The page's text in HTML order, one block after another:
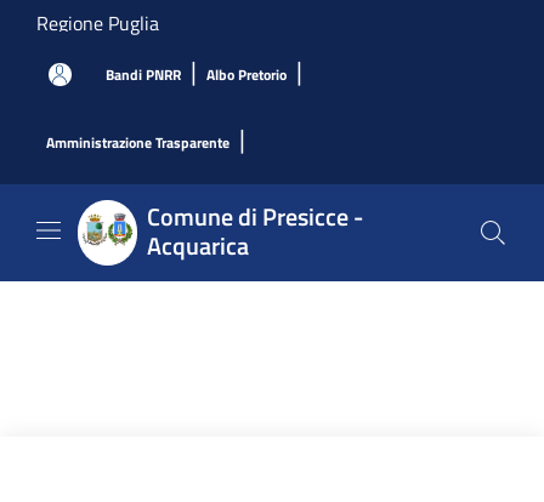
Salta al contenuto principale
Regione Puglia
Bandi PNRR | Albo Pretorio |
Amministrazione Trasparente |
Comune di Presicce -
Acquarica